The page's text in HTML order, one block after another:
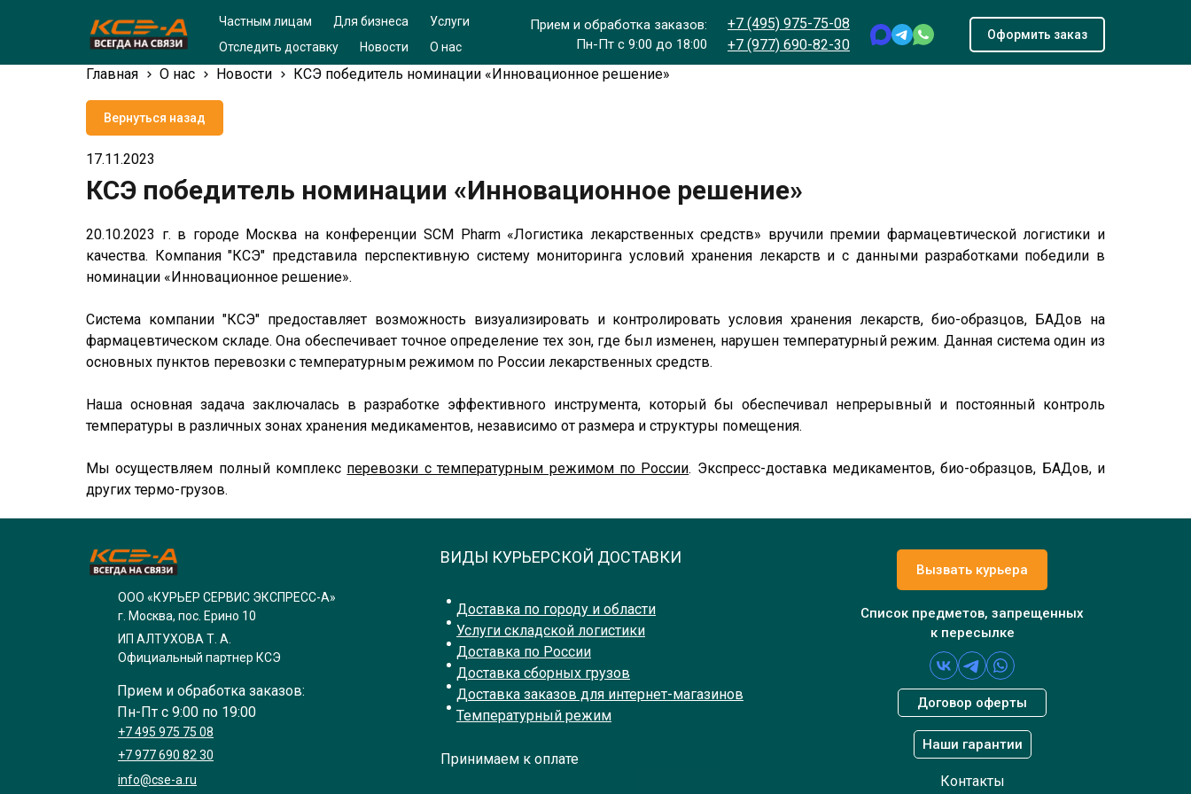
Частным лицам Для бизнеса
Услуги
Отследить доставку
Новости О нас
Прием и обработка заказов:
Пн-Пт с 9:00 до 18:00
+7 (495) 975-75-08
+7 (977) 690-82-30
Оформить заказ
Вернуться назад
17.11.2023
КСЭ победитель номинации «Инновационное решение»
20.10.2023 г. в городе Москва на конференции SCM Pharm «Логистика лекарственных средств» вручили премии фармацевтической логистики и
качества. Компания "КСЭ" представила перспективную систему мониторинга условий хранения лекарств и с данными разработками победили в
номинации «Инновационное решение».
Система компании "КСЭ" предоставляет возможность визуализировать и контролировать условия хранения лекарств, био-образцов, БАДов на
фармацевтическом складе. Она обеспечивает точное определение тех зон, где был изменен, нарушен температурный режим. Данная система один из
основных пунктов перевозки с температурным режимом по России лекарственных средств.
Наша основная задача заключалась в разработке эффективного инструмента, который бы обеспечивал непрерывный и постоянный контроль
температуры в различных зонах хранения медикаментов, независимо от размера и структуры помещения.
Мы осуществляем полный комплекс перевозки с температурным режимом по России. Экспресс-доставка медикаментов, био-образцов, БАДов, и
других термо-грузов.
Главная О нас Новости КСЭ победитель номинации «Инновационное решение»
ООО «КУРЬЕР СЕРВИС ЭКСПРЕСС-А»
г. Москва, пос. Ерино 10
ИП АЛТУХОВА Т. А.
Официальный партнер КСЭ
Прием и обработка заказов:
Пн-Пт с 9:00 по 19:00
+7 495 975 75 08
+7 977 690 82 30
info@cse-a.ru
ВИДЫ КУРЬЕРСКОЙ ДОСТАВКИ
Доставка по городу и области
Услуги складской логистики
Доставка по России
Доставка сборных грузов
Доставка заказов для интернет-магазинов
Температурный режим
Принимаем к оплате
Вызвать курьера
Список предметов, запрещенных
к пересылке
Договор оферты
Наши гарантии
Контакты